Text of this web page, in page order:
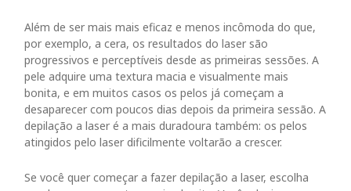
Além de ser mais mais eficaz e menos incômoda do que,
por exemplo, a cera, os resultados do laser são
progressivos e perceptíveis desde as primeiras sessões. A
pele adquire uma textura macia e visualmente mais
bonita, e em muitos casos os pelos já começam a
desaparecer com poucos dias depois da primeira sessão. A
depilação a laser é a mais duradoura também: os pelos
atingidos pelo laser dificilmente voltarão a crescer.
Se você quer começar a fazer depilação a laser, escolha